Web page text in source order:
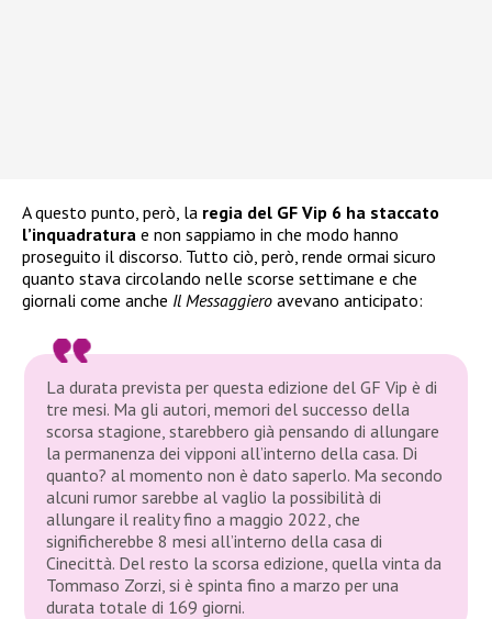
A questo punto, però, la regia del GF Vip 6 ha staccato
l’inquadratura e non sappiamo in che modo hanno
proseguito il discorso. Tutto ciò, però, rende ormai sicuro
quanto stava circolando nelle scorse settimane e che
giornali come anche Il Messaggiero avevano anticipato:
La durata prevista per questa edizione del GF Vip è di
tre mesi. Ma gli autori, memori del successo della
scorsa stagione, starebbero già pensando di allungare
la permanenza dei vipponi all’interno della casa. Di
quanto? al momento non è dato saperlo. Ma secondo
alcuni rumor sarebbe al vaglio la possibilità di
allungare il reality fino a maggio 2022, che
significherebbe 8 mesi all’interno della casa di
Cinecittà. Del resto la scorsa edizione, quella vinta da
Tommaso Zorzi, si è spinta fino a marzo per una
durata totale di 169 giorni.